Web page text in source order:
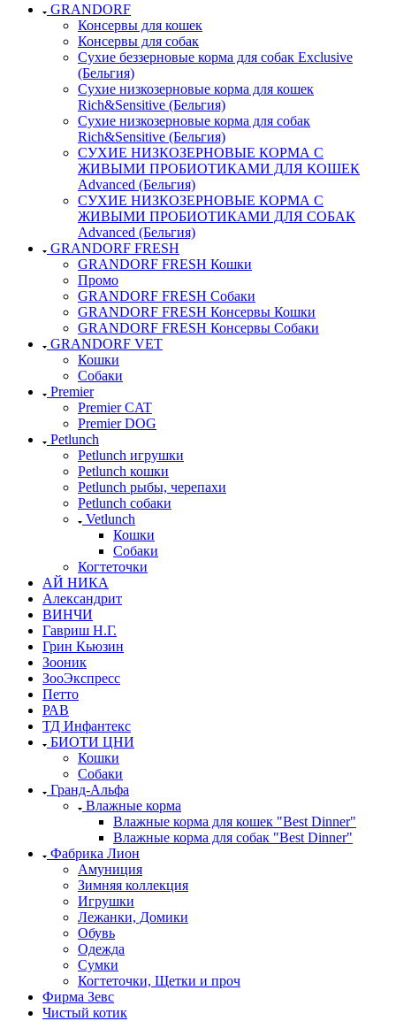
GRANDORF
Консервы для кошек
Консервы для собак
Сухие беззерновые корма для собак Exclusive
(Бельгия)
Сухие низкозерновые корма для кошек
Rich&Sensitive (Бельгия)
Сухие низкозерновые корма для собак
Rich&Sensitive (Бельгия)
СУХИЕ НИЗКОЗЕРНОВЫЕ КОРМА С
ЖИВЫМИ ПРОБИОТИКАМИ ДЛЯ КОШЕК
Advanced (Бельгия)
СУХИЕ НИЗКОЗЕРНОВЫЕ КОРМА С
ЖИВЫМИ ПРОБИОТИКАМИ ДЛЯ СОБАК
Advanced (Бельгия)
GRANDORF FRESH
GRANDORF FRESH Кошки
Промо
GRANDORF FRESH Собаки
GRANDORF FRESH Консервы Кошки
GRANDORF FRESH Консервы Собаки
GRANDORF VET
Кошки
Собаки
Premier
Premier CAT
Premier DOG
Petlunch
Petlunch игрушки
Petlunch кошки
Petlunch рыбы, черепахи
Petlunch собаки
Vetlunch
Кошки
Собаки
Когтеточки
АЙ НИКА
Александрит
ВИНЧИ
Гавриш Н.Г.
Грин Кьюзин
Зооник
ЗооЭкспресс
Петто
РАВ
ТД Инфантекс
БИОТИ ЦНИ
Кошки
Собаки
Гранд-Альфа
Влажные корма
Влажные корма для кошек "Best Dinner"
Влажные корма для собак "Best Dinner"
Фабрика Лион
Амуниция
Зимняя коллекция
Игрушки
Лежанки, Домики
Обувь
Одежда
Сумки
Когтеточки, Щетки и проч
Фирма Зевс
Чистый котик